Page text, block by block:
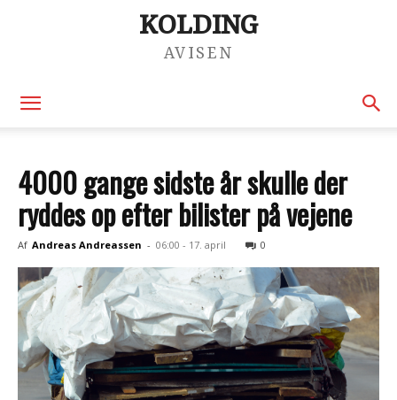
KOLDING
AVISEN
4000 gange sidste år skulle der
ryddes op efter bilister på vejene
Af Andreas Andreassen - 06:00 - 17. april 0